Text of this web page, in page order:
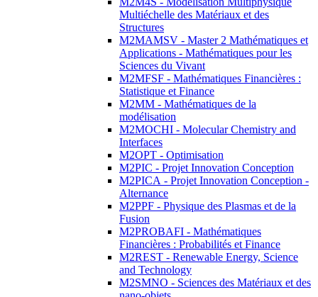
Multiéchelle des Matériaux et des
Structures
M2MAMSV - Master 2 Mathématiques et
Applications - Mathématiques pour les
Sciences du Vivant
M2MFSF - Mathématiques Financières :
Statistique et Finance
M2MM - Mathématiques de la
modélisation
M2MOCHI - Molecular Chemistry and
Interfaces
M2OPT - Optimisation
M2PIC - Projet Innovation Conception
M2PICA - Projet Innovation Conception -
Alternance
M2PPF - Physique des Plasmas et de la
Fusion
M2PROBAFI - Mathématiques
Financières : Probabilités et Finance
M2REST - Renewable Energy, Science
and Technology
M2SMNO - Sciences des Matériaux et des